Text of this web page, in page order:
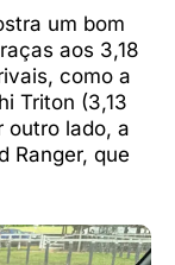
um bom
aos 3,18
como a
Triton (3,13
outro lado, a
Ranger, que